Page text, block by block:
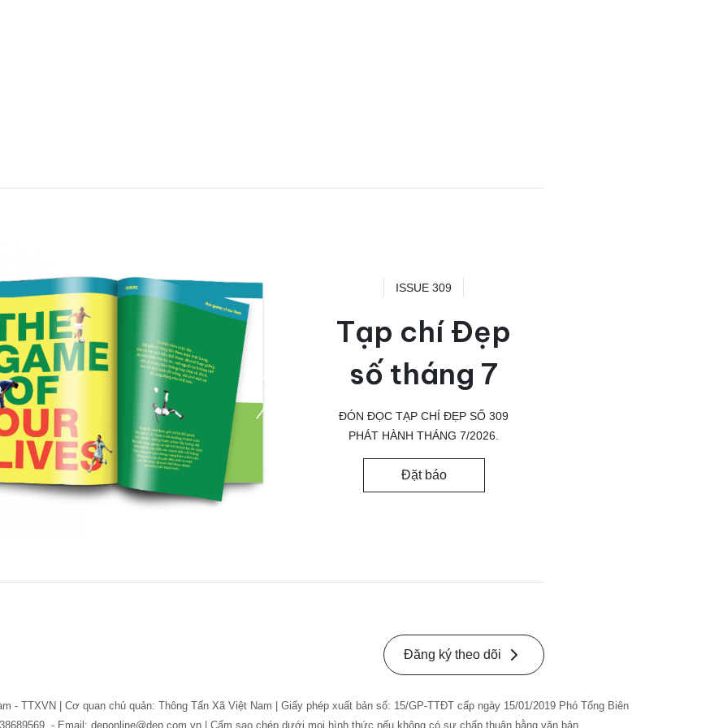
ISSUE 309
Tạp chí Đẹp
số tháng 7
ĐÓN ĐỌC TẠP CHÍ ĐẸP SỐ 309
PHÁT HÀNH THÁNG 7/2026.
Đặt báo
Đăng ký theo dõi
- TTXVN | Cơ quan chủ quản: Thông Tấn Xã Việt Nam | Giấy phép xuất bản số: 15/GP-TTĐT cấp ngày 15/01/2019 Phó Tổng Biên
- Email: deponline@dep.com.vn | Cấm sao chép dưới mọi hình thức nếu không có sự chấp thuận bằng văn bản